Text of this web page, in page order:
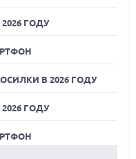
ГОДУ
В 2026 ГОДУ
ГОДУ